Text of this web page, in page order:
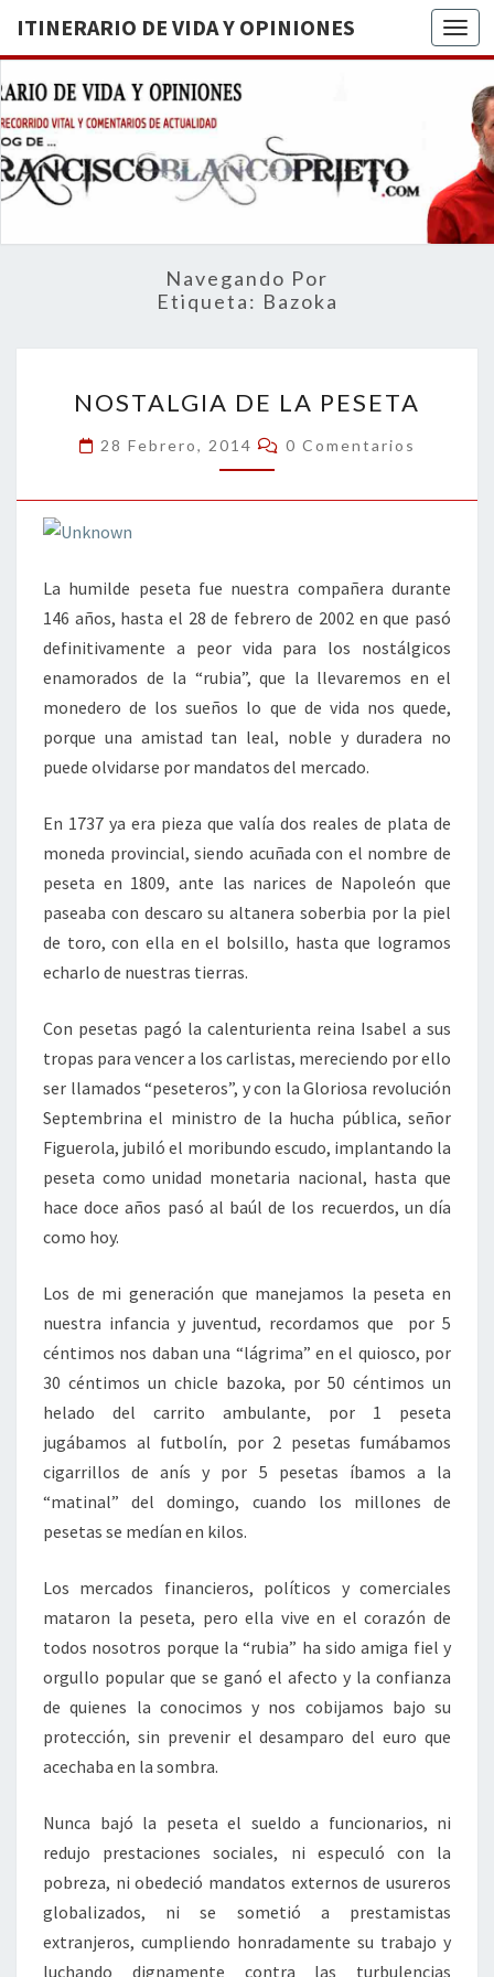
ITINERARIO DE VIDA Y OPINIONES
DE
BREVE
RECORRIDO
VITAL Y
ACTUALIDAD
Navegando Por
Etiqueta: Bazoka
DE
LA
PESETA
NOSTALGIA DE LA PESETA
28 Febrero, 2014 Comentarios
0 Comentarios
La humilde peseta fue nuestra compañera durante
146 años, hasta el 28 de febrero de 2002 en que pasó
definitivamente a peor vida para los nostálgicos
enamorados de la “rubia”, que la llevaremos en el
monedero de los sueños lo que de vida nos quede,
porque una amistad tan leal, noble y duradera no
puede olvidarse por mandatos del mercado.
En 1737 ya era pieza que valía dos reales de plata de
moneda provincial, siendo acuñada con el nombre de
peseta en 1809, ante las narices de Napoleón que
paseaba con descaro su altanera soberbia por la piel
de toro, con ella en el bolsillo, hasta que logramos
echarlo de nuestras tierras.
Con pesetas pagó la calenturienta reina Isabel a sus
tropas para vencer a los carlistas, mereciendo por ello
ser llamados “peseteros”, y con la Gloriosa revolución
Septembrina el ministro de la hucha pública, señor
Figuerola, jubiló el moribundo escudo, implantando la
peseta como unidad monetaria nacional, hasta que
hace doce años pasó al baúl de los recuerdos, un día
como hoy.
Los de mi generación que manejamos la peseta en
nuestra infancia y juventud, recordamos que por 5
céntimos nos daban una “lágrima” en el quiosco, por
30 céntimos un chicle bazoka, por 50 céntimos un
helado del carrito ambulante, por 1 peseta
jugábamos al futbolín, por 2 pesetas fumábamos
cigarrillos de anís y por 5 pesetas íbamos a la
“matinal” del domingo, cuando los millones de
pesetas se medían en kilos.
Los mercados financieros, políticos y comerciales
mataron la peseta, pero ella vive en el corazón de
todos nosotros porque la “rubia” ha sido amiga fiel y
orgullo popular que se ganó el afecto y la confianza
de quienes la conocimos y nos cobijamos bajo su
protección, sin prevenir el desamparo del euro que
acechaba en la sombra.
Nunca bajó la peseta el sueldo a funcionarios, ni
redujo prestaciones sociales, ni especuló con la
pobreza, ni obedeció mandatos externos de usureros
globalizados, ni se sometió a prestamistas
extranjeros, cumpliendo honradamente su trabajo y
luchando dignamente contra las turbulencias